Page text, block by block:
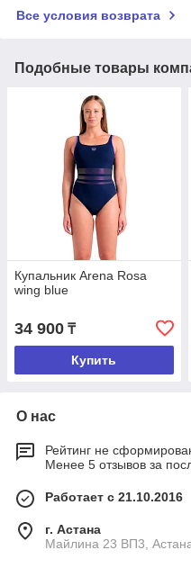
Все условия возврата
Подобные товары
Купальник Arena Rosa
wing blue
34 900 ₸
Купить
О нас
Рейтинг не
Менее 5 отзывов за
Работает с 21.10.2016
г. Астана
Майлина 23 ВП3,